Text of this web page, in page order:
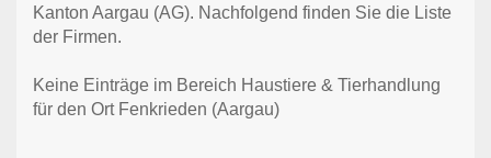
Kanton Aargau (AG). Nachfolgend finden Sie die Liste
der Firmen.
Keine Einträge im Bereich Haustiere & Tierhandlung
für den Ort Fenkrieden (Aargau)